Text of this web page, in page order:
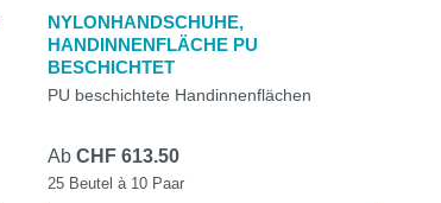
NYLONHANDSCHUHE,
HANDINNENFLÄCHE PU
BESCHICHTET
PU beschichtete Handinnenflächen
Ab CHF 613.50
25 Beutel à 10 Paar